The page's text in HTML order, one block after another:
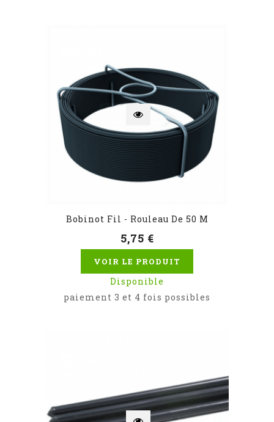
Bobinot Fil - Rouleau De 50 M
5,75 €
VOIR LE PRODUIT
Disponible
paiement 3 et 4 fois possibles